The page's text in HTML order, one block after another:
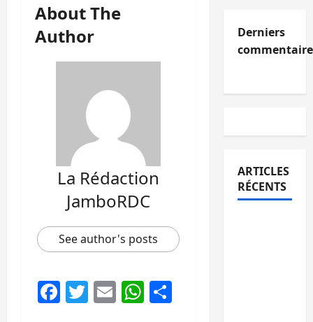
About The
Author
La Rédaction
JamboRDC
See author's posts
Facebook
Twitter
EmailWhatsApp
Derniers
ARTICLES
RÉCENTS